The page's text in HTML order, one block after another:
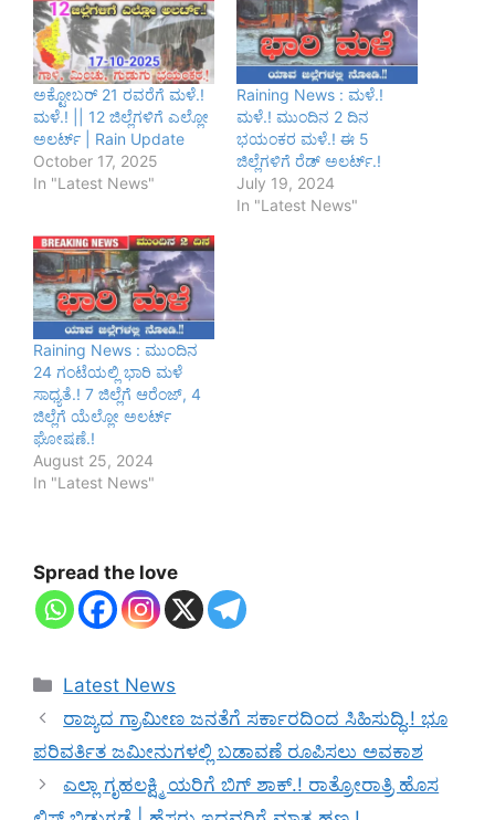
ಅಕ್ಟೋಬರ್ 21 ರವರೆಗೆ ಮಳೆ.!
ಮಳೆ.! || 12 ಜಿಲ್ಲೆಗಳಿಗೆ ಎಲ್ಲೋ
ಅಲರ್ಟ್ | Rain Update
October 17, 2025
In "Latest News"
Raining News : ಮಳೆ.!
ಮಳೆ.! ಮುಂದಿನ 2 ದಿನ
ಭಯಂಕರ ಮಳೆ.! ಈ 5
ಜಿಲ್ಲೆಗಳಿಗೆ ರೆಡ್ ಅಲರ್ಟ್.!
July 19, 2024
In "Latest News"
Raining News : ಮುಂದಿನ
24 ಗಂಟೆಯಲ್ಲಿ ಭಾರಿ ಮಳೆ
ಸಾಧ್ಯತೆ.! 7 ಜಿಲ್ಲೆಗೆ ಆರೆಂಜ್, 4
ಜಿಲ್ಲೆಗೆ ಯೆಲ್ಲೋ ಅಲರ್ಟ್
ಘೋಷಣೆ.!
August 25, 2024
In "Latest News"
Spread the love
Categories
Latest News
ರಾಜ್ಯದ ಗ್ರಾಮೀಣ ಜನತೆಗೆ ಸರ್ಕಾರದಿಂದ ಸಿಹಿಸುದ್ಧಿ.! ಭೂ
ಪರಿವರ್ತಿತ ಜಮೀನುಗಳಲ್ಲಿ ಬಡಾವಣೆ ರೂಪಿಸಲು ಅವಕಾಶ
ಎಲ್ಲಾ ಗೃಹಲಕ್ಷ್ಮಿ ಯರಿಗೆ ಬಿಗ್ ಶಾಕ್.! ರಾತ್ರೋರಾತ್ರಿ ಹೊಸ